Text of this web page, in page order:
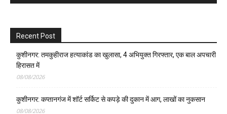
Recent Post
कुशीनगर: तमकुहीराज हत्याकांड का खुलासा, 4 अभियुक्त गिरफ्तार, एक बाल अपचारी
हिरासत में
08/08/2026
कुशीनगर: कप्तानगंज में शॉर्ट सर्किट से कपड़े की दुकान में आग, लाखों का नुकसान
08/08/2026